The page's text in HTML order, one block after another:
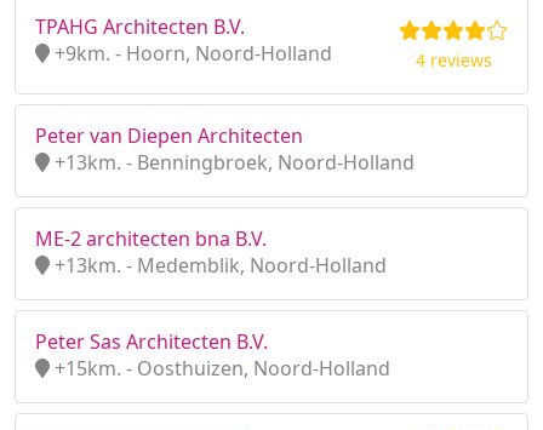
TPAHG Architecten B.V.
+9km. - Hoorn, Noord-Holland
4 reviews
Peter van Diepen Architecten
+13km. - Benningbroek, Noord-Holland
ME-2 architecten bna B.V.
+13km. - Medemblik, Noord-Holland
Peter Sas Architecten B.V.
+15km. - Oosthuizen, Noord-Holland